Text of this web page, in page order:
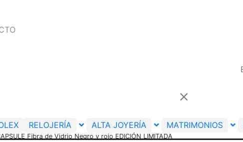
RELOJERÍA ALTA JOYERÍA MATRIMONIOS
Fibra de Vidrio Negro y rojo EDICIÓN LIMITADA